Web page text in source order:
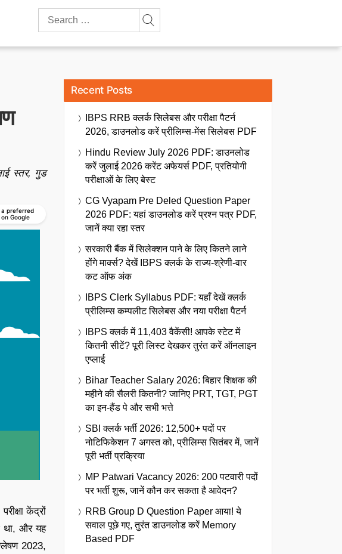
Search
स्तर, गुड
a preferred
Google
केंद्रों
था, और यह
2023,
Recent Posts
IBPS RRB क्लर्क सिलेबस और परीक्षा पैटर्न
2026, डाउनलोड करें प्रीलिम्स-मेंस सिलेबस PDF
Hindu Review July 2026 PDF: डाउनलोड
करें जुलाई 2026 करेंट अफेयर्स PDF, प्रतियोगी
परीक्षाओं के लिए बेस्ट
CG Vyapam Pre Deled Question Paper
2026 PDF: यहां डाउनलोड करें प्रश्न पत्र PDF,
जानें क्या रहा स्तर
सरकारी बैंक में सिलेक्शन पाने के लिए कितने लाने
होंगे मार्क्स? देखें IBPS क्लर्क के राज्य-श्रेणी-वार
कट ऑफ अंक
IBPS Clerk Syllabus PDF: यहाँ देखें क्लर्क
प्रीलिम्स कम्पलीट सिलेबस और नया परीक्षा पैटर्न
IBPS क्लर्क में 11,403 वैकेंसी! आपके स्टेट में
कितनी सीटें? पूरी लिस्ट देखकर तुरंत करें ऑनलाइन
एप्लाई
Bihar Teacher Salary 2026: बिहार शिक्षक की
महीने की सैलरी कितनी? जानिए PRT, TGT, PGT
का इन-हैंड पे और सभी भत्ते
SBI क्लर्क भर्ती 2026: 12,500+ पदों पर
नोटिफिकेशन 7 अगस्त को, प्रीलिम्स सितंबर में, जानें
पूरी भर्ती प्रक्रिया
MP Patwari Vacancy 2026: 200 पटवारी पदों
पर भर्ती शुरू, जानें कौन कर सकता है आवेदन?
RRB Group D Question Paper आया! ये
सवाल पूछे गए, तुरंत डाउनलोड करें Memory
Based PDF